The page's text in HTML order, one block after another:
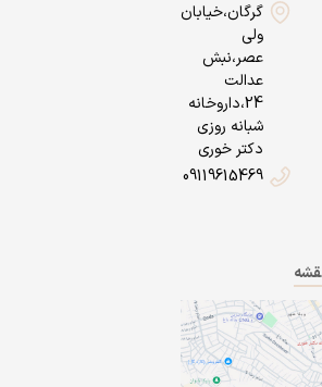
گرگان،خیابان
ولی
عصر،نبش
عدالت
24،داروخانه
شبانه روزی
دکتر خوری
09119615469